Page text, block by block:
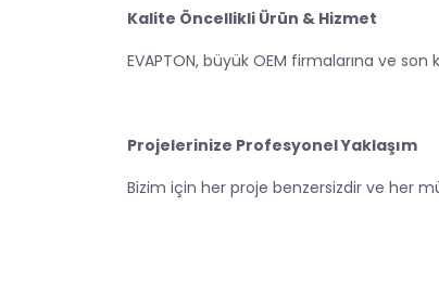
Kalite Öncellikli Ürün & Hizmet
EVAPTON, büyük OEM firmalarına ve
Projelerinize Profesyonel Yaklaşım
Bizim için her proje benzersizdir ve her